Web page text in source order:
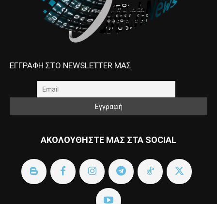
ΕΓΓΡΑΦΗ ΣΤΟ NEWSLETTER ΜΑΣ
ΑΚΟΛΟΥΘΗΣΤΕ ΜΑΣ ΣΤΑ SOCIAL